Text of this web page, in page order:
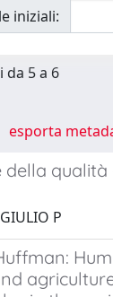
iniziali:
5 a 6
esporta
qualità
P